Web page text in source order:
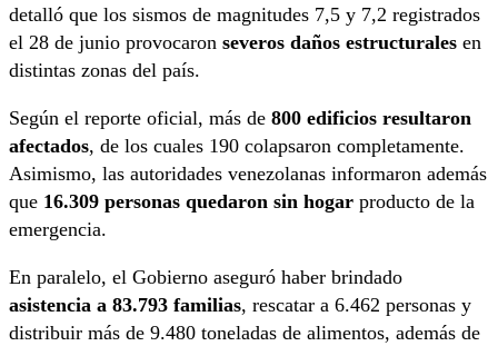
detalló que los sismos de magnitudes 7,5 y 7,2 registrados
el 28 de junio provocaron severos daños estructurales en
distintas zonas del país.
Según el reporte oficial, más de 800 edificios resultaron
afectados, de los cuales 190 colapsaron completamente.
Asimismo, las autoridades venezolanas informaron además
que 16.309 personas quedaron sin hogar producto de la
emergencia.
En paralelo, el Gobierno aseguró haber brindado
asistencia a 83.793 familias, rescatar a 6.462 personas y
distribuir más de 9.480 toneladas de alimentos, además de